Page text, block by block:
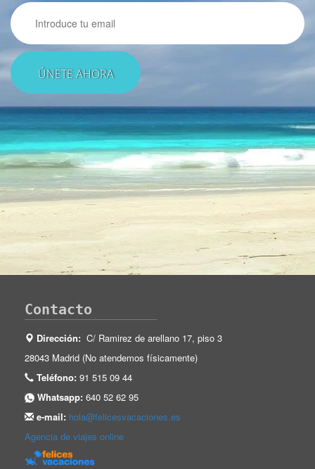
Email
Contacto
Dirección: C/ Ramirez de arellano 17, piso 3
28043 Madrid (No atendemos físicamente)
Teléfono: 91 515 09 44
Whatsapp: 640 52 62 95
e-mail: hola@felicesvacaciones.es
Agencia de viajes online